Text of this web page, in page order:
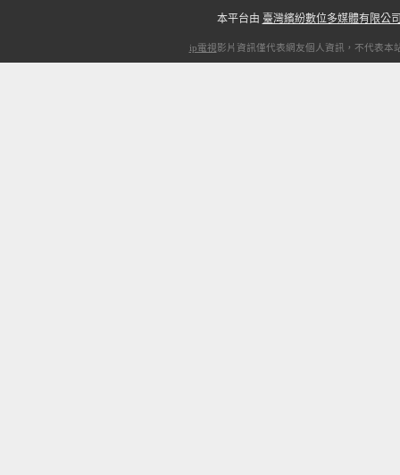
本平台由 臺灣繽紛數位多媒體有限公
ip電視影片資訊僅代表網友個人資訊，不代表本